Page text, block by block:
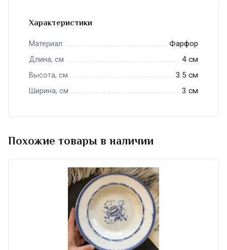
Характеристики
Материал Фарфор
Длина, см 4 см
Высота, см 3.5 см
Ширина, см 3 см
Похожие товары в наличии